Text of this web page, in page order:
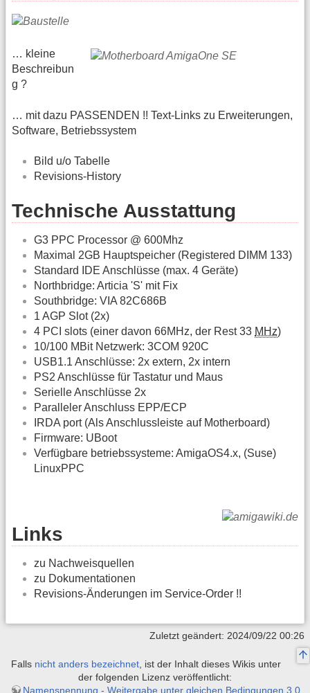
… kleine
Beschreibun
g ?
… mit dazu PASSENDEN !! Text-Links zu Erweiterungen,
Software, Betriebssystem
Bild u/o Tabelle
Revisions-History
Technische Ausstattung
G3 PPC Processor @ 600Mhz
Maximal 2GB Hauptspeicher (Registered DIMM 133)
Standard IDE Anschlüsse (max. 4 Geräte)
Northbridge: Articia 'S' mit Fix
Southbridge: VIA 82C686B
1 AGP Slot (2x)
4 PCI slots (einer davon 66MHz, der Rest 33 MHz)
10/100 MBit Netzwerk: 3COM 920C
USB1.1 Anschlüsse: 2x extern, 2x intern
PS2 Anschlüsse für Tastatur und Maus
Serielle Anschlüsse 2x
Paralleler Anschluss EPP/ECP
IRDA port (Als Anschlussleiste auf Motherboard)
Firmware: UBoot
Verfügbare betriebssysteme: AmigaOS4.x, (Suse)
LinuxPPC
Links
zu Nachweisquellen
zu Dokumentationen
Revisions-Änderungen im Service-Order !!
Zuletzt geändert: 2024/09/22 00:26
Falls nicht anders bezeichnet , ist der Inhalt dieses Wikis unter
der folgenden Lizenz veröffentlicht:
Namensnennung - Weitergabe unter gleichen Bedingungen 3.0